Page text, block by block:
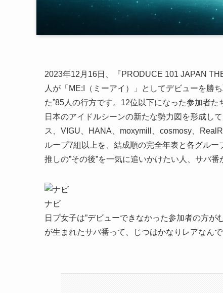
2023年12月16日、『PRODUCE 101 JAPAN
人が「ME:I（ミーアイ）」としてデビューを勝
た”85人の行方です。12位以下になった参加者
日本のアイドルシーンの新たな勢力図を形成し
ス、VIGU、HANA、moxymill、cosmosy、
ループ7組以上を、結成順の完全年表と各グル
推しの”その後”を一気に追いかけたい人、サバ
ナビ
日プ女子は”デビューできなかった参加者の方
が生まれたサバ番って、じつはかなりレアなんで